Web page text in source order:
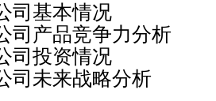
本情况
品竞争力分析
资情况
来战略分析